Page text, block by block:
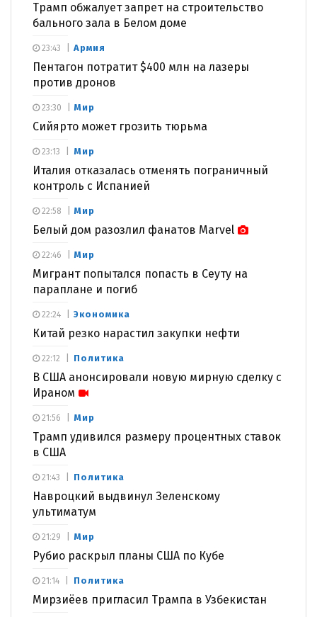
Трамп обжалует запрет на строительство
бального зала в Белом доме
Армия
Пентагон потратит $400 млн на лазеры
против дронов
23:43
Мир
Сийярто может грозить тюрьма
23:30
Мир
Италия отказалась отменять пограничный
контроль с Испанией
23:13
Мир
Белый дом разозлил фанатов Marvel
22:58
Мир
Мигрант попытался попасть в Сеуту на
параплане и погиб
22:46
Экономика
Китай резко нарастил закупки нефти
22:24
Политика
В США анонсировали новую мирную сделку с
Ираном
22:12
Мир
Трамп удивился размеру процентных ставок
в США
21:56
Политика
Навроцкий выдвинул Зеленскому
ультиматум
21:43
Мир
Рубио раскрыл планы США по Кубе
21:29
Политика
Мирзиёев пригласил Трампа в Узбекистан
21:14